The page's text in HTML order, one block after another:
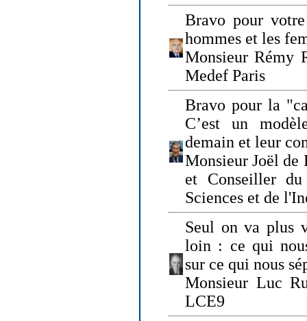
Bravo pour
hommes et les
Monsieur Rémy
Medef Paris
Bravo pour la
C’est un
demain et leur
Monsieur Joël de
et Conseiller
Sciences et de
Seul on va plus
loin : ce qui
sur ce qui nous
Monsieur Luc
LCE9